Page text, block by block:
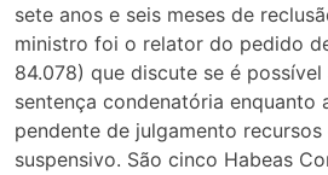
sete anos e seis meses de
ministro foi o relator do pedido
84.078) que discute se é
sentença condenatória enquanto
pendente de julgamento
suspensivo. São cinco Habeas